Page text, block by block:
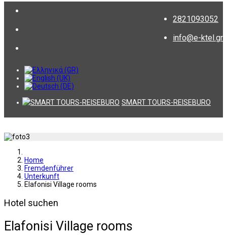
2821093052
info@e-ktel.gr
SMART TOURS-REISEBURO
Home
Fremdenführer
Unterkunft
Elafonisi Village rooms
Hotel suchen
Elafonisi Village rooms